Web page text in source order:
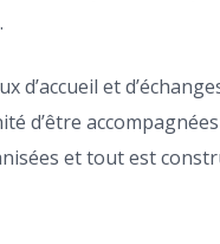
.
d’accueil et
d’être
et tout est